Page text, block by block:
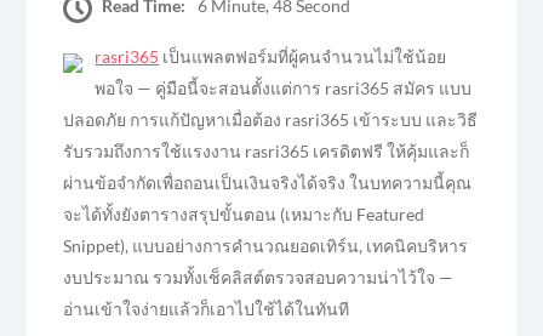
Read Time: 6 Minute, 48 Second
rasri365 เป็นแพลตฟอร์มที่ผู้คนจำนวนไม่ใช้น้อย
พอใจ — คู่มือนี้จะสอนตั้งแต่การ rasri365 สมัคร แบบ
ปลอดภัย การแก้ปัญหาเมื่อต้อง rasri365 เข้าระบบ และวิธี
รับรวมถึงการใช้แรงงาน rasri365 เครดิตฟรี ให้คุ้มและก็
ผ่านข้อจำกัดเพื่อถอนเป็นเงินจริงได้จริง ในบทความนี้คุณ
จะได้ทั้งยังตารางสรุปขั้นตอน (เหมาะกับ Featured
Snippet), แบบอย่างการคำนวณยอดเทิร์น, เทคนิคบริหาร
งบประมาณ รวมทั้งเช็คลิสต์ตรวจสอบความน่าไว้ใจ —
อ่านเข้าใจง่ายแล้วก็เอาไปใช้ได้ในทันที